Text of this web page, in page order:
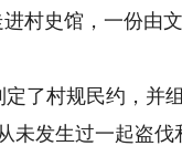
史馆，一份由
村规民约，并
未发生过一起盗伐